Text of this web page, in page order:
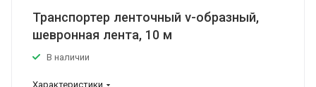
Транспортер ленточный v-образный,
шевронная лента, 10 м
В наличии
Характеристики